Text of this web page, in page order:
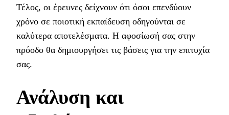
Τέλος, οι έρευνες δείχνουν ότι όσοι επενδύουν
χρόνο σε ποιοτική εκπαίδευση οδηγούνται σε
καλύτερα αποτελέσματα. Η αφοσίωσή σας στην
πρόοδο θα δημιουργήσει τις βάσεις για την επιτυχία
σας.
Ανάλυση και